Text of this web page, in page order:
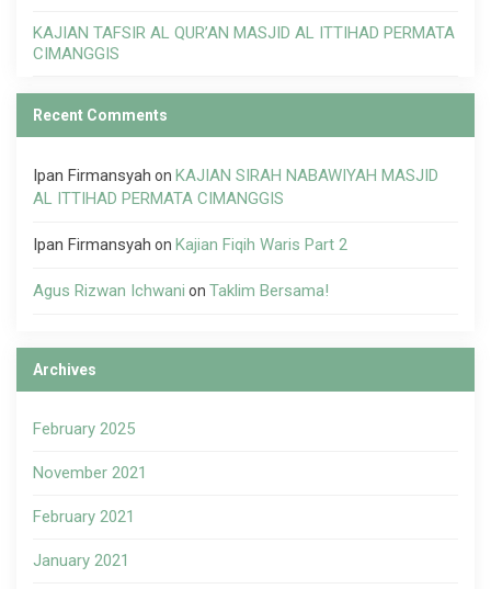
KAJIAN TAFSIR AL QUR’AN MASJID AL ITTIHAD PERMATA
CIMANGGIS
Recent Comments
Ipan Firmansyah on KAJIAN SIRAH NABAWIYAH MASJID
AL ITTIHAD PERMATA CIMANGGIS
Ipan Firmansyah on Kajian Fiqih Waris Part 2
Agus Rizwan Ichwani on Taklim Bersama!
Archives
February 2025
November 2021
February 2021
January 2021